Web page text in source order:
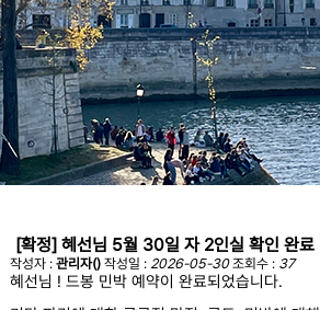
파리 첫 도착!
역에서 숙소로
예약문의
[확정] 혜선님 5월 30일 자 2인실 확인 완
작성자 : 관리자() 작성일 : 2026-05-30 조회수 : 37
혜선님 ! 드봉 민박 예약이 완료되었습니다.